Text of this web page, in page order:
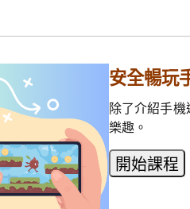
安全暢玩
除了介紹手
樂趣。